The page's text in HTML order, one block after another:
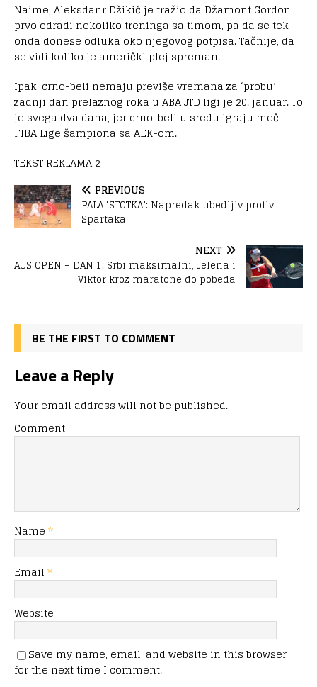
Naime, Aleksdanr Džikić je tražio da Džamont Gordon
prvo odradi nekoliko treninga sa timom, pa da se tek
onda donese odluka oko njegovog potpisa. Tačnije, da
se vidi koliko je američki plej spreman.
Ipak, crno-beli nemaju previše vremana za ‘probu’,
zadnji dan prelaznog roka u ABA JTD ligi je 20. januar. To
je svega dva dana, jer crno-beli u sredu igraju meč
FIBA Lige šampiona sa AEK-om.
TEKST REKLAMA 2
PREVIOUS
PALA ‘STOTKA’: Napredak ubedljiv protiv
Spartaka
NEXT
AUS OPEN – DAN 1: Srbi maksimalni, Jelena i
Viktor kroz maratone do pobeda
BE THE FIRST TO COMMENT
Leave a Reply
Your email address will not be published.
Comment
Name *
Email *
Website
Save my name, email, and website in this browser
for the next time I comment.